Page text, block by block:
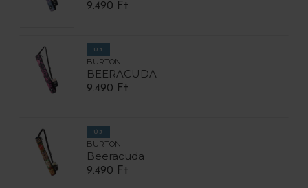
9.490 Ft
ÚJ
BURTON
BEERACUDA
9.490 Ft
ÚJ
BURTON
Beeracuda
9.490 Ft